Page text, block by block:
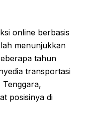
online berbasis
menunjukkan
tahun
transportasi
posisinya di